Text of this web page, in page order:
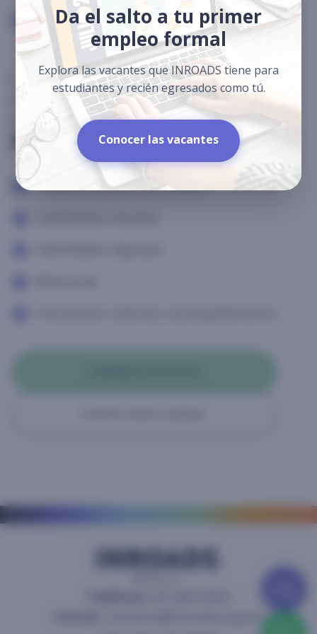
Da el salto a tu primer
empleo formal
Explora las vacantes que INROADS tiene para
estudiantes y recién egresados como tú.
Conocer las vacantes
Habilidades Blandas: Asiste a los talleres
de formación
Cumple con estos requisitos desde tu
aceptación para mantener tu participación
activa.
Recursos
Preparación para el Empleo